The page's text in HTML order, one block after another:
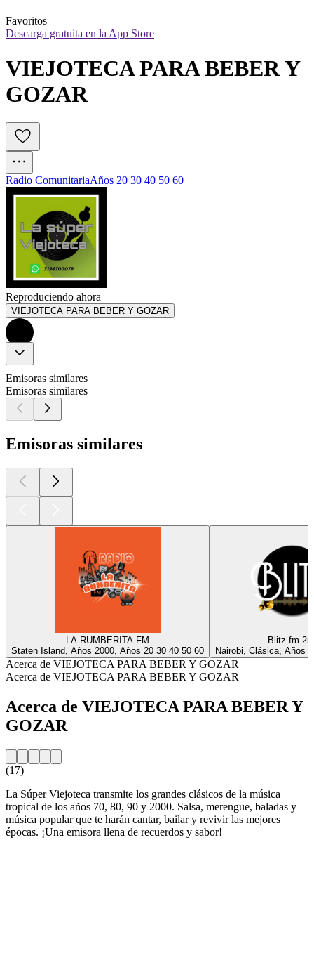
Favoritos
Descarga gratuita en la App Store
VIEJOTECA PARA BEBER Y
GOZAR
Radio ComunitariaAños 20 30 40 50 60
Reproduciendo ahora
VIEJOTECA PARA BEBER Y GOZAR
Emisoras similares
Emisoras similares
Emisoras similares
LA RUMBERITA FM
Staten Island, Años 2000, Años 20 30 40 50 60
Blitz fm
Nairobi, Clásica, Años
Acerca de VIEJOTECA PARA BEBER Y GOZAR
Acerca de VIEJOTECA PARA BEBER Y GOZAR
Acerca de VIEJOTECA PARA BEBER Y
GOZAR
(17)
La Súper Viejoteca transmite los grandes clásicos de la música
tropical de los años 70, 80, 90 y 2000. Salsa, merengue, baladas y
música popular que te harán cantar, bailar y revivir las mejores
épocas. ¡Una emisora llena de recuerdos y sabor!